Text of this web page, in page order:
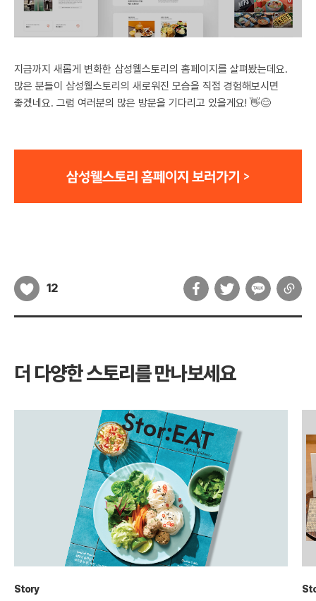
지금까지 새롭게 변화한 삼성웰스토리의 홈페이지를 살펴봤는데요.
많은 분들이 삼성웰스토리의 새로워진 모습을 직접 경험해보시면
좋겠네요. 그럼 여러분의 많은 방문을 기다리고 있을게요! 👋😊
12
더 다양한 스토리를 만나보세요
Story